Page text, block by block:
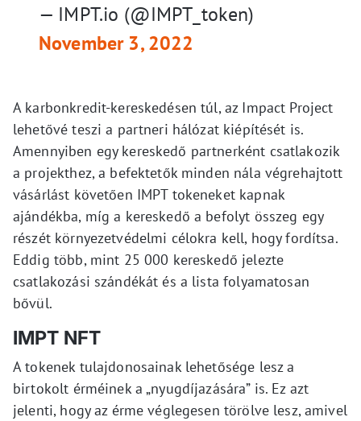
— IMPT.io (@IMPT_token)
November 3, 2022
A karbonkredit-kereskedésen túl, az Impact Project
lehetővé teszi a partneri hálózat kiépítését is.
Amennyiben egy kereskedő partnerként csatlakozik
a projekthez, a befektetők minden nála végrehajtott
vásárlást követően IMPT tokeneket kapnak
ajándékba, míg a kereskedő a befolyt összeg egy
részét környezetvédelmi célokra kell, hogy fordítsa.
Eddig több, mint 25 000 kereskedő jelezte
csatlakozási szándékát és a lista folyamatosan
bővül.
IMPT NFT
A tokenek tulajdonosainak lehetősége lesz a
birtokolt érméinek a „nyugdíjazására” is. Ez azt
jelenti, hogy az érme véglegesen törölve lesz, amivel